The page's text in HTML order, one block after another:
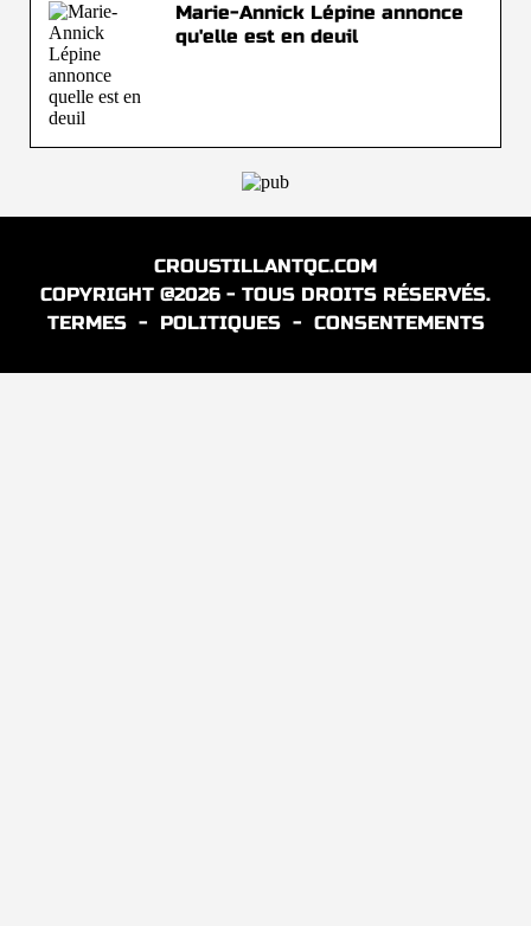
Marie-Annick Lépine annonce
qu'elle est en deuil
CROUSTILLANTQC.COM
COPYRIGHT @2026 - TOUS DROITS RÉSERVÉS.
TERMES- POLITIQUES- CONSENTEMENTS